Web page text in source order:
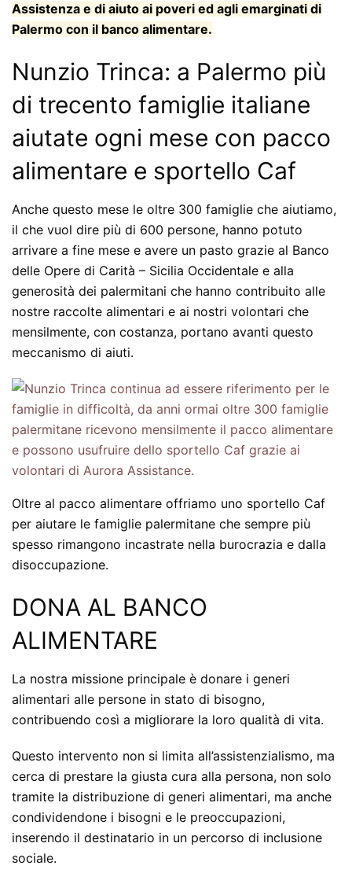
Assistenza e di aiuto ai poveri ed agli emarginati di
Palermo con il banco alimentare.
Nunzio Trinca: a Palermo più
di trecento famiglie italiane
aiutate ogni mese con pacco
alimentare e sportello Caf
Anche questo mese le oltre 300 famiglie che aiutiamo,
il che vuol dire più di 600 persone, hanno potuto
arrivare a fine mese e avere un pasto grazie al Banco
delle Opere di Carità – Sicilia Occidentale e alla
generosità dei palermitani che hanno contribuito alle
nostre raccolte alimentari e ai nostri volontari che
mensilmente, con costanza, portano avanti questo
meccanismo di aiuti.
Oltre al pacco alimentare offriamo uno sportello Caf
per aiutare le famiglie palermitane che sempre più
spesso rimangono incastrate nella burocrazia e dalla
disoccupazione.
DONA AL BANCO
ALIMENTARE
La nostra missione principale è donare i generi
alimentari alle persone in stato di bisogno,
contribuendo così a migliorare la loro qualità di vita.
Questo intervento non si limita all’assistenzialismo, ma
cerca di prestare la giusta cura alla persona, non solo
tramite la distribuzione di generi alimentari, ma anche
condividendone i bisogni e le preoccupazioni,
inserendo il destinatario in un percorso di inclusione
sociale.